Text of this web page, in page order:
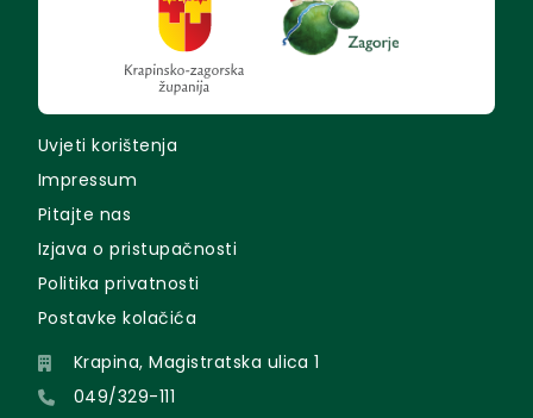
Uvjeti korištenja
Impressum
Pitajte nas
Izjava o pristupačnosti
Politika privatnosti
Postavke kolačića
Krapina, Magistratska ulica 1
049/329-111